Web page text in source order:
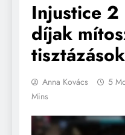
Injustice
díjak
tisztázások
Anna Kovács 5
Mins